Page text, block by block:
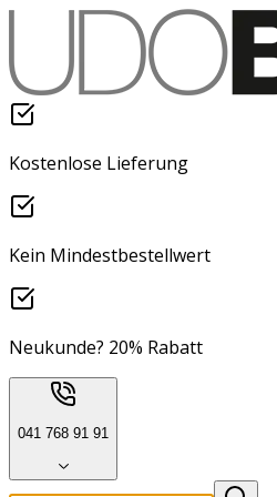
Kostenlose Lieferung
Kein Mindestbestellwert
Neukunde? 20% Rabatt
041 768 91 91